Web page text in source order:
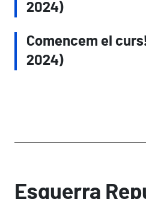
2024)
Comencem el
2024)
Esquerra